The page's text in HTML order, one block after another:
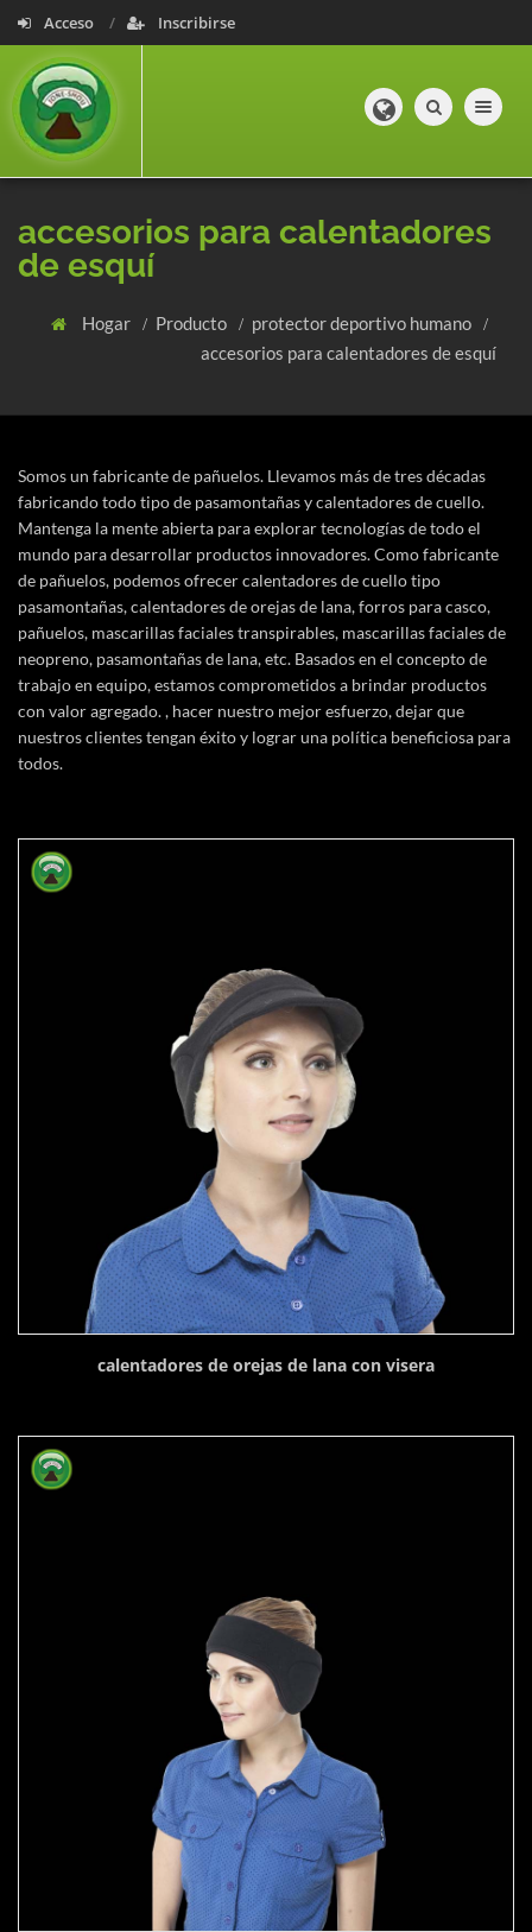
Acceso Inscribirse
Toggle
accesorios para calentadores
de esquí
Hogar Producto
protector deportivo humano
accesorios para calentadores de esquí
Somos un fabricante de pañuelos. Llevamos más de tres décadas
fabricando todo tipo de pasamontañas y calentadores de cuello.
Mantenga la mente abierta para explorar tecnologías de todo el
mundo para desarrollar productos innovadores. Como fabricante
de pañuelos, podemos ofrecer calentadores de cuello tipo
pasamontañas, calentadores de orejas de lana, forros para casco,
pañuelos, mascarillas faciales transpirables, mascarillas faciales de
neopreno, pasamontañas de lana, etc. Basados en el concepto de
trabajo en equipo, estamos comprometidos a brindar productos
con valor agregado. , hacer nuestro mejor esfuerzo, dejar que
nuestros clientes tengan éxito y lograr una política beneficiosa para
todos.
calentadores de orejas de lana con visera